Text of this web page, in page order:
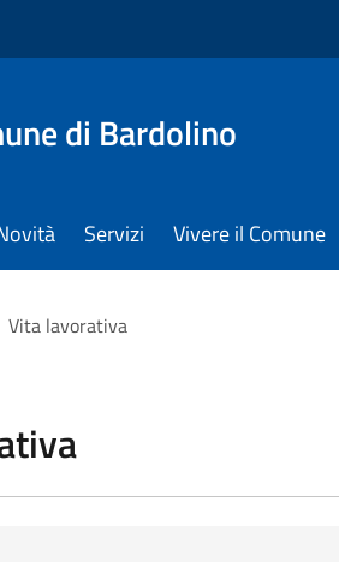
di Bardolino
Servizi Vivere il Comune
Vita lavorativa